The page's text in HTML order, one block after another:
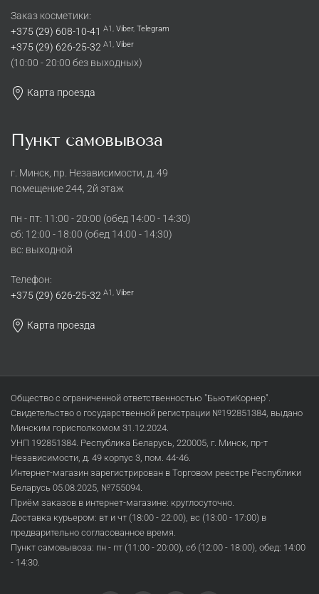
Заказ косметики:
+375 (29) 608-10-41 A1, Viber, Telegram
+375 (29) 626-25-32 A1, Viber
(10:00 - 20:00 без выходных)
Карта проезда
Пункт самовывоза
г. Минск, пр. Независимости, д. 49
помещение 244, 2й этаж
пн - пт: 11:00 - 20:00 (обед 14:00 - 14:30)
cб: 12:00 - 18:00 (обед 14:00 - 14:30)
вс: выходной
Телефон:
+375 (29) 626-25-32 A1, Viber
Карта проезда
Общество с ограниченной ответственностью "БьютиКорнер".
Свидетельство о государственной регистрации №192851384, выдано
Минским горисполкомом 31.12.2024.
УНП 192851384. Республика Беларусь, 220005, г. Минск, пр-т
Независимости, д. 49 корпус 3, пом. 44-46.
Интернет-магазин зарегистрирован в Торговом реестре Республики
Беларусь 05.08.2025, №755094.
Приём заказов в интернет-магазине: круглосуточно.
Доставка курьером: вт и чт (18:00 - 22:00), вс (13:00 - 17:00) в
предварительно согласованное время.
Пункт самовывоза: пн - пт (11:00 - 20:00), сб (12:00 - 18:00), обед: 14:00
- 14:30.